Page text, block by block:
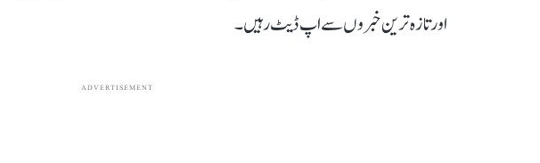
اور تازہ ترین خبروں سے اپ ڈیٹ رہیں۔
ADVERTISEMENT